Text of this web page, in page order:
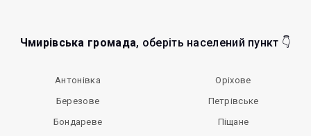
Чмирівська громада, оберіть населений пункт 👇
Антонівка
Березове
Бондареве
Оріхове
Петрівське
Піщане